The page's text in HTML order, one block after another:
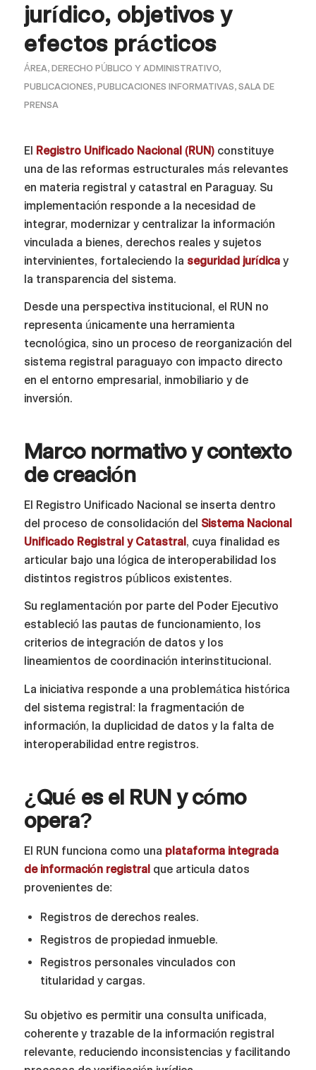
jurídico, objetivos y
efectos prácticos
ÁREA, DERECHO PÚBLICO Y ADMINISTRATIVO,
PUBLICACIONES, PUBLICACIONES INFORMATIVAS, SALA DE
PRENSA
El Registro Unificado Nacional (RUN)constituye
una de las reformas estructurales más relevantes
en materia registral y catastral en Paraguay. Su
implementación responde a la necesidad de
integrar, modernizar y centralizar la información
vinculada a bienes, derechos reales y sujetos
intervinientes, fortaleciendo la seguridad jurídicay
la transparencia del sistema.
Desde una perspectiva institucional, el RUN no
representa únicamente una herramienta
tecnológica, sino un proceso de reorganización del
sistema registral paraguayo con impacto directo
en el entorno empresarial, inmobiliario y de
inversión.
Marco normativo y contexto
de creación
El Registro Unificado Nacional se inserta dentro
del proceso de consolidación del Sistema Nacional
Unificado Registral y Catastral, cuya finalidad es
articular bajo una lógica de interoperabilidad los
distintos registros públicos existentes.
Su reglamentación por parte del Poder Ejecutivo
estableció las pautas de funcionamiento, los
criterios de integración de datos y los
lineamientos de coordinación interinstitucional.
La iniciativa responde a una problemática histórica
del sistema registral: la fragmentación de
información, la duplicidad de datos y la falta de
interoperabilidad entre registros.
¿Qué es el RUN y cómo
opera?
El RUN funciona como una plataforma integrada
de información registralque articula datos
provenientes de:
Registros de derechos reales.
Registros de propiedad inmueble.
Registros personales vinculados con
titularidad y cargas.
Su objetivo es permitir una consulta unificada,
coherente y trazable de la información registral
relevante, reduciendo inconsistencias y facilitando